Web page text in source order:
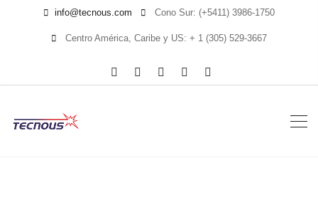
info@tecnous.com Cono Sur: (+5411) 3986-1750
Centro América, Caribe y US: + 1 (305) 529-3667